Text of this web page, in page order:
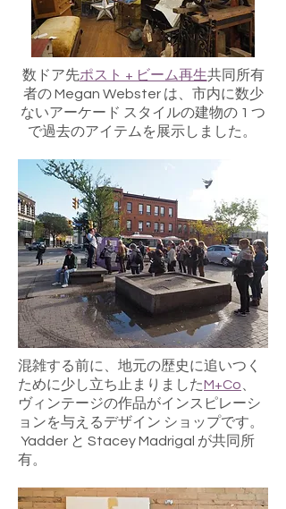
数ドア先ポスト + ビーム再生共同所有
者の Megan Webster は、市内に数少
ないアーケード スタイルの建物の 1 つ
で過去のアイテムを展示しました。
混雑する前に、地元の歴史に追いつく
ために少し立ち止まりましたM+Co
ヴィンテージの作品がインスピレーシ
ョンを与えるデザイン ショップです。
Yadder と Stacey Madrigal が共同所
有。